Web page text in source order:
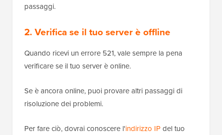
passaggi.
2. Verifica se il tuo server è offline
Quando ricevi un errore 521, vale sempre la pena
verificare se il tuo server è online.
Se è ancora online, puoi provare altri passaggi di
risoluzione dei problemi.
Per fare ciò, dovrai conoscere l'indirizzo IPdel tuo